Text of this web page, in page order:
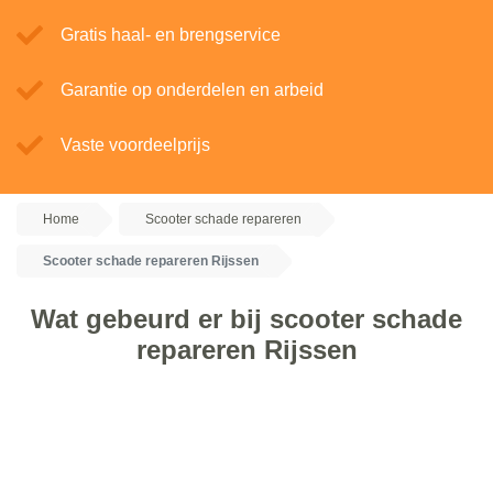
Gratis haal- en brengservice
Garantie op onderdelen en arbeid
Vaste voordeelprijs
Home Scooter schade repareren
Scooter schade repareren Rijssen
Wat gebeurd er bij scooter schade
repareren Rijssen